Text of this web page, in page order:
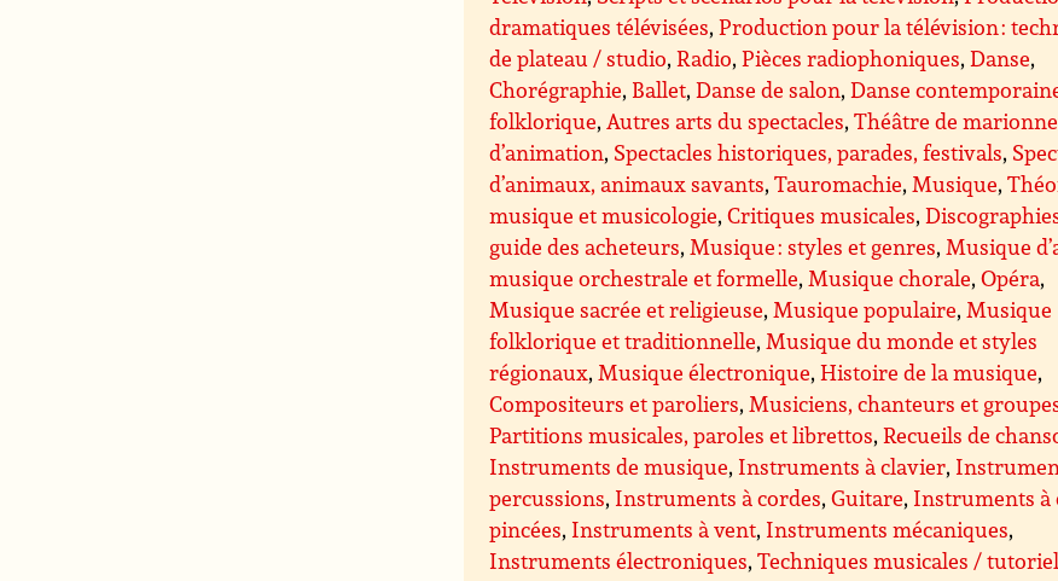
dramatiques télévisées,Production pour la télévision :
de plateau / studio,Radio,Pièces radiophoniques,Danse,
Chorégraphie, Ballet,Danse de salon,Danse
folklorique,Autres arts du spectacles,Théâtre de
d’animation, Spectacles historiques, parades, festivals,
d’animaux, animaux savants,Tauromachie,Musique,
musique et musicologie,Critiques musicales,
guide des acheteurs,Musique : styles et genres,Musique
musique orchestrale et formelle,Musique chorale,Opéra,
Musique sacrée et religieuse,Musique populaire,Musique
folklorique et traditionnelle,Musique du monde et styles
régionaux,Musique électronique,Histoire de la musique,
Compositeurs et paroliers,Musiciens, chanteurs et
Partitions musicales, paroles et librettos,Recueils de
Instruments de musique, Instruments à clavier,
percussions, Instruments à cordes,Guitare, Instruments à
pincées, Instruments à vent, Instruments mécaniques,
Instruments électroniques,Techniques musicales /